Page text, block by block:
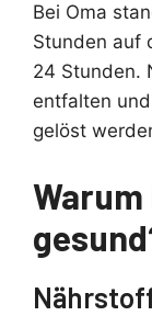
Bei Oma
Stunden auf
24 Stunden.
entfalten
gelöst